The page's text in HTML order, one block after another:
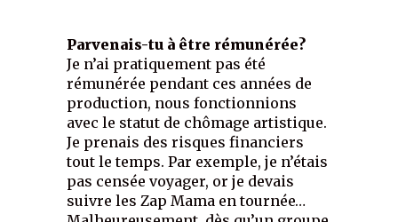
Parvenais-tu à être rémunérée?
Je n’ai pratiquement pas été
rémunérée pendant ces années de
production, nous fonctionnions
avec le statut de chômage artistique.
Je prenais des risques financiers
tout le temps. Par exemple, je n’étais
pas censée voyager, or je devais
suivre les Zap Mama en tournée…